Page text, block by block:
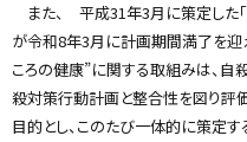
また、 平成31年3月に策定した
が令和8年3月に計画期間満了を迎
ころの健康”に関する取組みは、自
殺対策行動計画と整合性を図り評
目的とし、このたび一体的に策定す